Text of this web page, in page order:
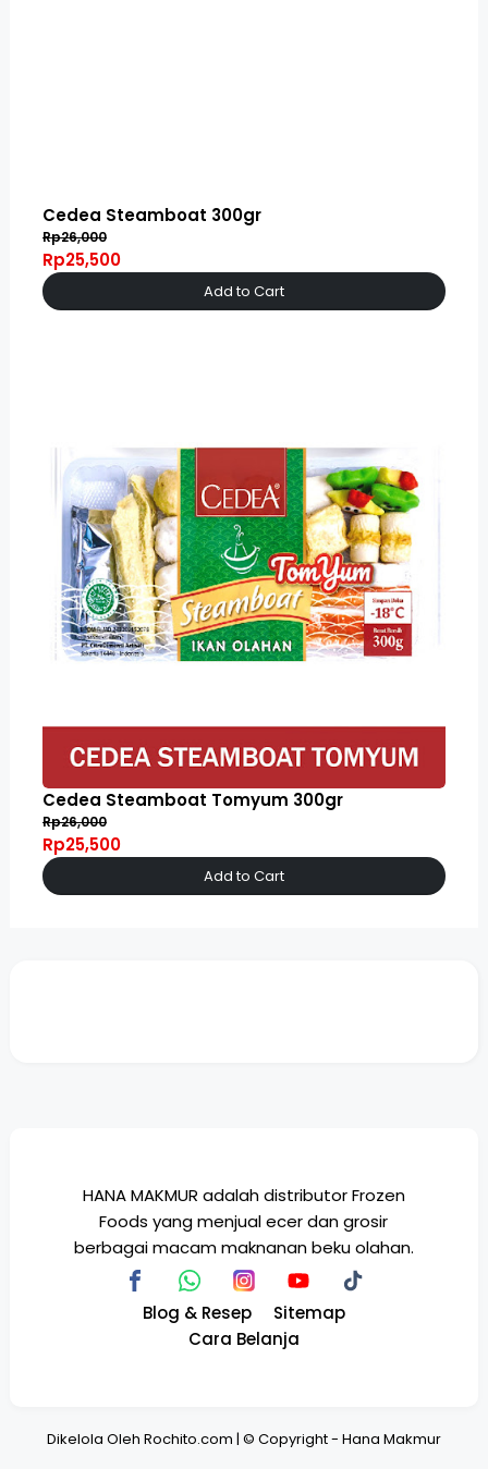
Cedea Steamboat 300gr
Rp26,000
Rp25,500
Add to Cart
Cedea Steamboat Tomyum 300gr
Rp26,000
Rp25,500
Add to Cart
HANA MAKMUR adalah distributor Frozen
Foods yang menjual ecer dan grosir
berbagai macam maknanan beku olahan.
Blog & Resep
Sitemap
Cara Belanja
Dikelola Oleh Rochito.com | © Copyright- Hana Makmur